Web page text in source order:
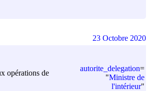
opérations de
autorite_delegation=
"Ministre de
l'intérieur"
23 Octobre 2020